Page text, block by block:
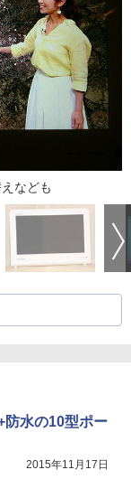
なども
防水の10型ポー
2015年11月17日